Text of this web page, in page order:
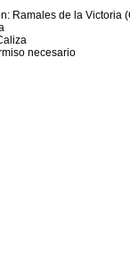
Ramales de la Victoria
necesario